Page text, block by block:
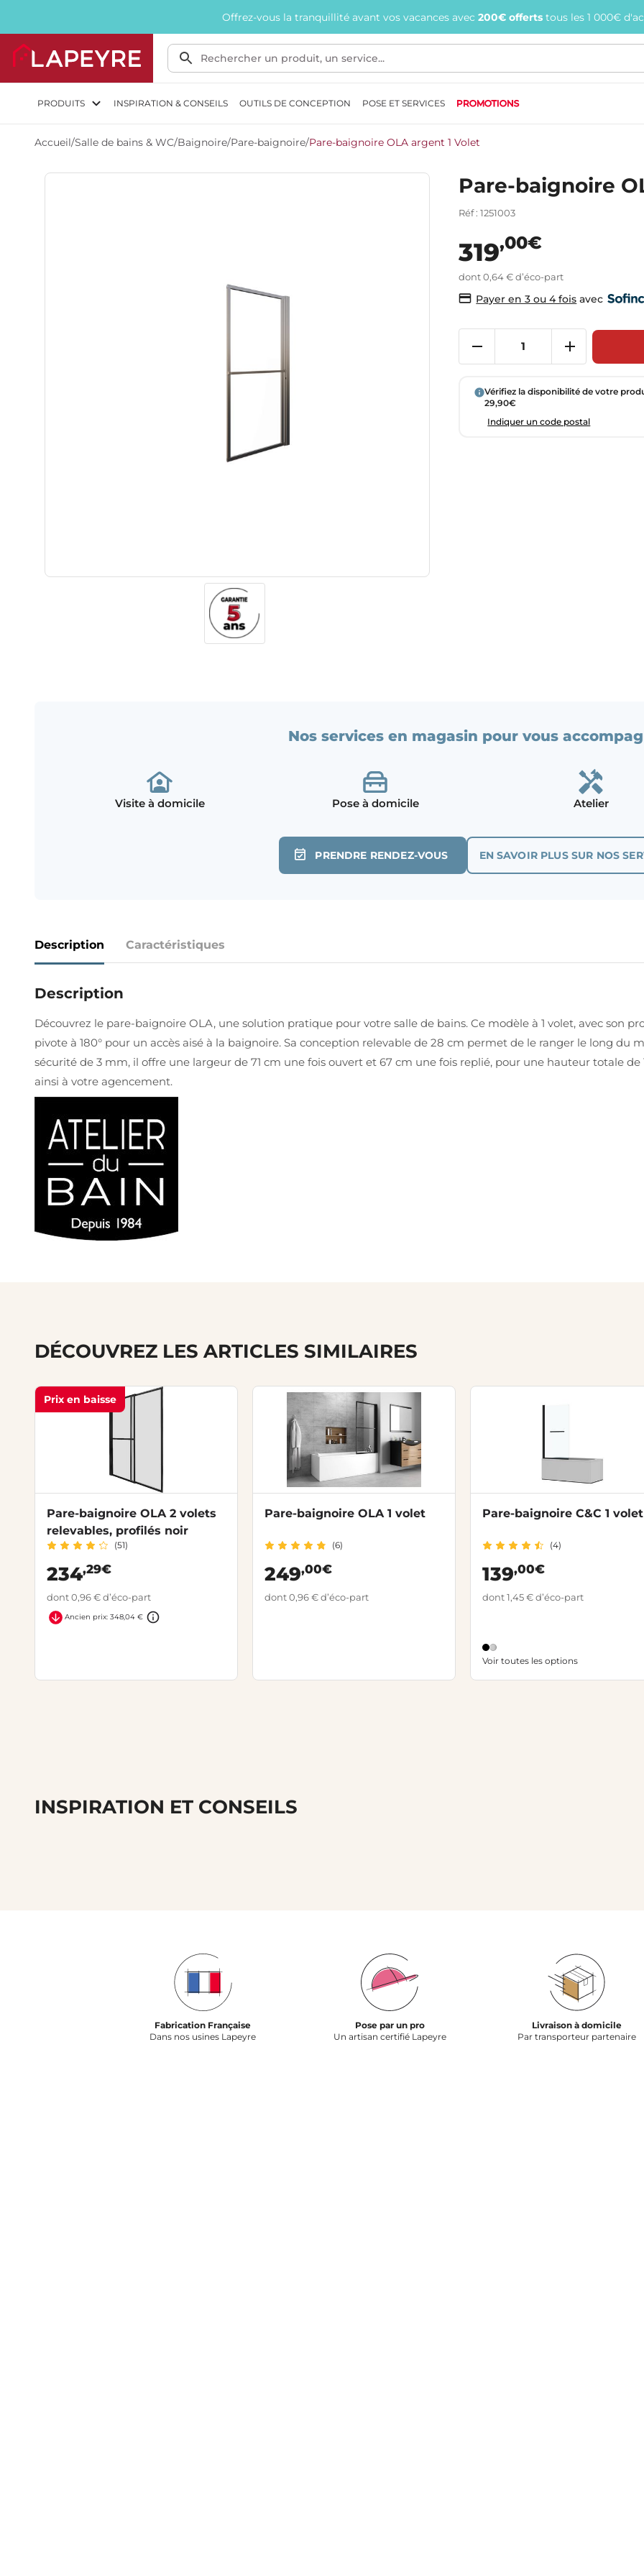
Offrez-vous la tranquillité avant vos vacances avec 200€ offerts tous les 1 000€
PRODUITS INSPIRATION & CONSEILS OUTILS DE CONCEPTION POSE ET SERVICES PROMOTIONS
Accueil/Salle de bains & WC/Baignoire/Pare-baignoire/Pare-baignoire OLA argent 1 Volet
Pare-baignoire
Réf : 1251003
319,00€
dont 0,64 € d’éco-part
Payer en 3 ou 4 fois avec
Vérifiez la disponibilité de votre
29,90€
Indiquer un code postal
Nos services en magasin pour vous
Visite à domicile Pose à domicile Atelier
PRENDRE RENDEZ-VOUS EN SAVOIR PLUS SUR NOS
Description Caractéristiques
Description
Découvrez le pare-baignoire OLA, une solution pratique pour votre salle de bains. Ce modèle à 1 volet, avec son
pivote à 180° pour un accès aisé à la baignoire. Sa conception relevable de 28 cm permet de le ranger le long du
sécurité de 3 mm, il offre une largeur de 71 cm une fois ouvert et 67 cm une fois replié, pour une hauteur totale
ainsi à votre agencement.
DÉCOUVREZ LES ARTICLES SIMILAIRES
Prix en baisse
Pare-baignoire OLA 2 volets
relevables, profilés noir
(51)
234,29€
dont 0,96 € d’éco-part
Ancien prix: 348,04 €
Pare-baignoire OLA 1 volet
(6)
249,00€
dont 0,96 € d’éco-part
Pare-baignoire C&C 1 volet
(4)
139,00€
dont 1,45 € d’éco-part
Voir toutes les options
INSPIRATION ET CONSEILS
Fabrication Française
Dans nos usines Lapeyre
Pose par un pro
Un artisan certifié Lapeyre
Livraison à domicile
Par transporteur partenaire